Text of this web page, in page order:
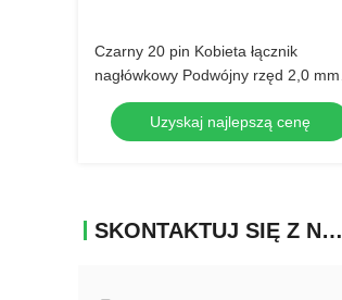
Czarny 20 pin Kobieta łącznik
nagłówkowy Podwójny rzęd 2,0 mm
Pitch Z CAP
Uzyskaj najlepszą cenę
SKONTAKTUJ SIĘ Z NAMI